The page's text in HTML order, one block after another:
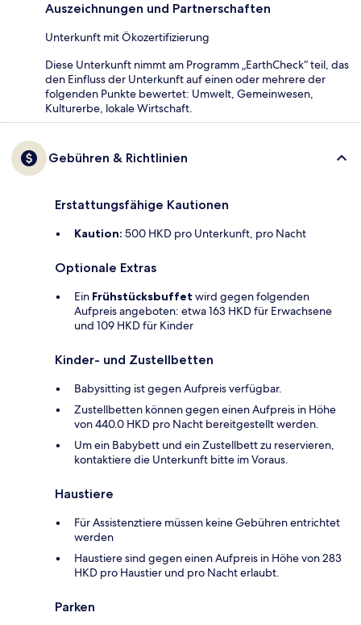
Auszeichnungen und Partnerschaften
Unterkunft mit Ökozertifizierung
Diese Unterkunft nimmt am Programm „EarthCheck“ teil, das
den Einfluss der Unterkunft auf einen oder mehrere der
folgenden Punkte bewertet: Umwelt, Gemeinwesen,
Kulturerbe, lokale Wirtschaft.
Gebühren & Richtlinien
Erstattungsfähige Kautionen
Kaution: 500 HKD pro Unterkunft, pro Nacht
Optionale Extras
Ein Frühstücksbuffet wird gegen folgenden
Aufpreis angeboten: etwa 163 HKD für Erwachsene
und 109 HKD für Kinder
Kinder- und Zustellbetten
Babysitting ist gegen Aufpreis verfügbar.
Zustellbetten können gegen einen Aufpreis in Höhe
von 440.0 HKD pro Nacht bereitgestellt werden.
Um ein Babybett und ein Zustellbett zu reservieren,
kontaktiere die Unterkunft bitte im Voraus.
Haustiere
Für Assistenztiere müssen keine Gebühren entrichtet
werden
Haustiere sind gegen einen Aufpreis in Höhe von 283
HKD pro Haustier und pro Nacht erlaubt.
Parken